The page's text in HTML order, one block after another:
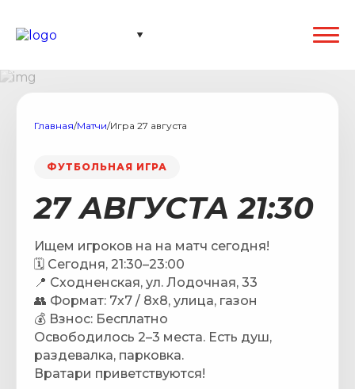
Главная/Матчи/Игра 27 августа
ФУТБОЛЬНАЯ ИГРА
27 АВГУСТА 21:30
Ищем игроков на на матч сегодня!
🗓 Сегодня, 21:30–23:00
📍 Сходненская, ул. Лодочная, 33
👥 Формат: 7х7 / 8х8, улица, газон
💰 Взнос: Бесплатно
Освободилось 2–3 места. Есть душ,
раздевалка, парковка.
Вратари приветствуются!